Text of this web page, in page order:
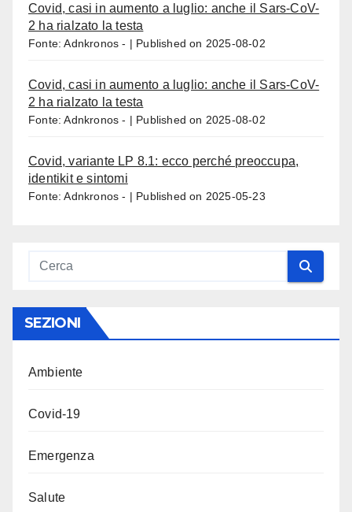
Covid, casi in aumento a luglio: anche il Sars-CoV-
2 ha rialzato la testa
Fonte: Adnkronos - Published on 2025-08-02
Covid, casi in aumento a luglio: anche il Sars-CoV-
2 ha rialzato la testa
Fonte: Adnkronos - Published on 2025-08-02
Covid, variante LP 8.1: ecco perché preoccupa,
identikit e sintomi
Fonte: Adnkronos - Published on 2025-05-23
SEZIONI
Ambiente
Covid-19
Emergenza
Salute